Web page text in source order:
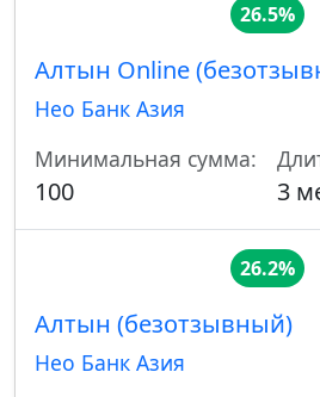
26.5%
Алтын Online
Нео Банк Азия
Минимальная сумма:
100 3
26.2%
Алтын (безотзывный)
Нео Банк Азия